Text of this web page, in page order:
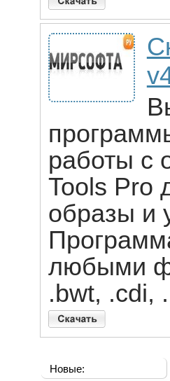
работы с
Tools Pro
образы и
любыми
.bwt, .cdi,
Новые: